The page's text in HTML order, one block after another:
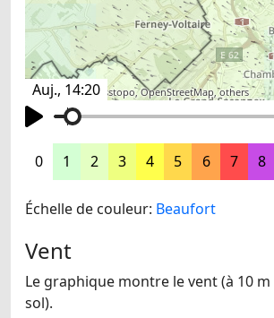
Auj., 14:20
©search.ch,swisstopo,OpenStreetMap,others
0 1 2 3 4 5 6 7 8
Échelle de couleur: Beaufort
Vent
Le graphique montre le vent (à 10
sol).